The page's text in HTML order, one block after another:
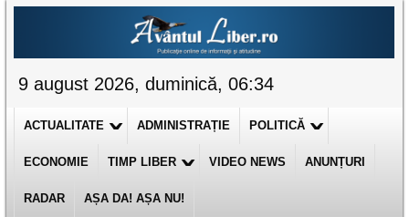
9 august 2026, duminică, 06:34
ACTUALITATE ADMINISTRAȚIE POLITICĂ
ECONOMIE TIMP LIBER VIDEO NEWS ANUNȚURI
RADAR AȘA DA! AȘA NU!